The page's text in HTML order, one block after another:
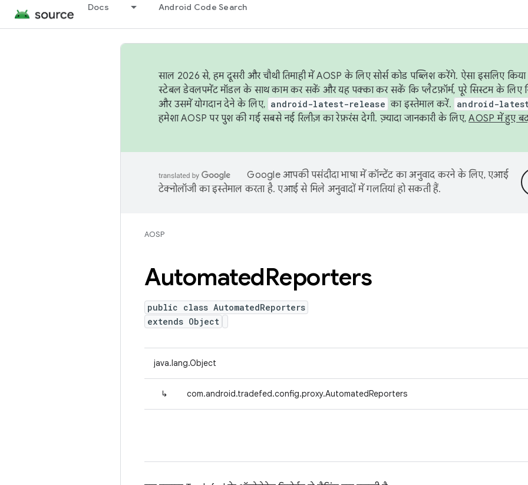
Docs Android Code Search
साल 2026 से, हम दूसरी और चौथी तिमाही में AOSP के लिए सोर्स कोड पब्लिश करेंगे. ऐसा इसलिए
स्टेबल डेवलपमेंट मॉडल के साथ काम कर सकें और यह पक्का कर सकें कि प्लैटफ़ॉर्म, पूरे सिस्टम के लिए
और उसमें योगदान देने के लिए, android-latest-release का इस्तेमाल करें. android-
हमेशा AOSP पर पुश की गई सबसे नई रिलीज़ का रेफ़रंस देगी. ज़्यादा जानकारी के लिए,AOSP में हुए
Google आपकी पसंदीदा भाषा में कॉन्टेंट का अनुवाद करने के लिए, एआई
टेक्नोलॉजी का इस्तेमाल करता है. एआई से मिले अनुवादों में गलतियां हो सकती हैं.
AOSP
AutomatedReporters
public class AutomatedReporters
extends Object
java.lang.Object
↳ com.android.tradefed.config.proxy.AutomatedReporters